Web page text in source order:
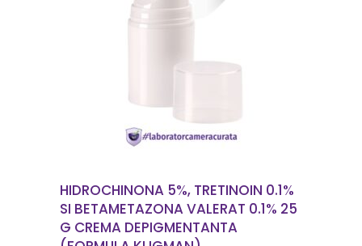
HIDROCHINONA 5%, TRETINOIN 0.1%
SI BETAMETAZONA VALERAT 0.1% 25
G CREMA DEPIGMENTANTA